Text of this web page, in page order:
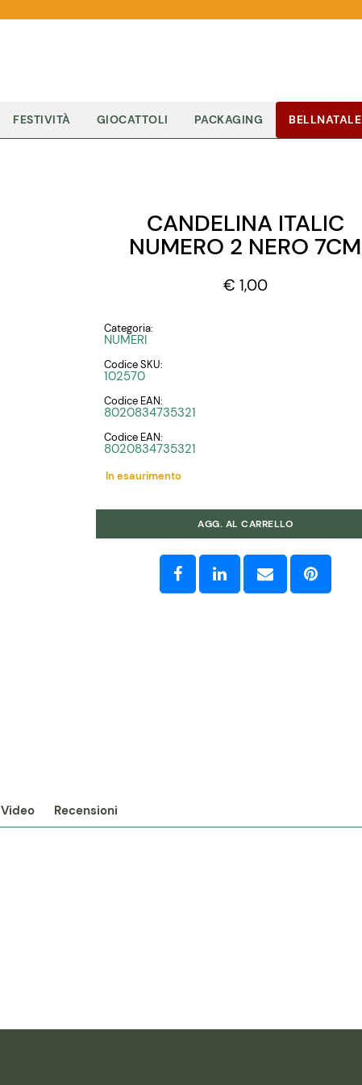
FESTIVITÀ GIOCATTOLI PACKAGING BELLNATALE
CANDELINA ITALIC
NUMERO 2 NERO 7CM
€ 1,00
Categoria:
NUMERI
Codice SKU:
102570
Codice EAN:
8020834735321
Codice EAN:
8020834735321
In esaurimento
AGG. AL CARRELLO
Video Recensioni